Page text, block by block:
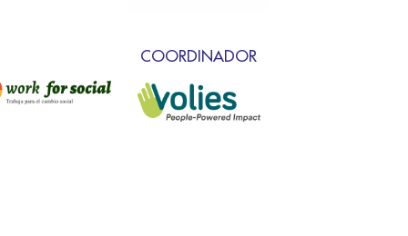
COORDINADOR